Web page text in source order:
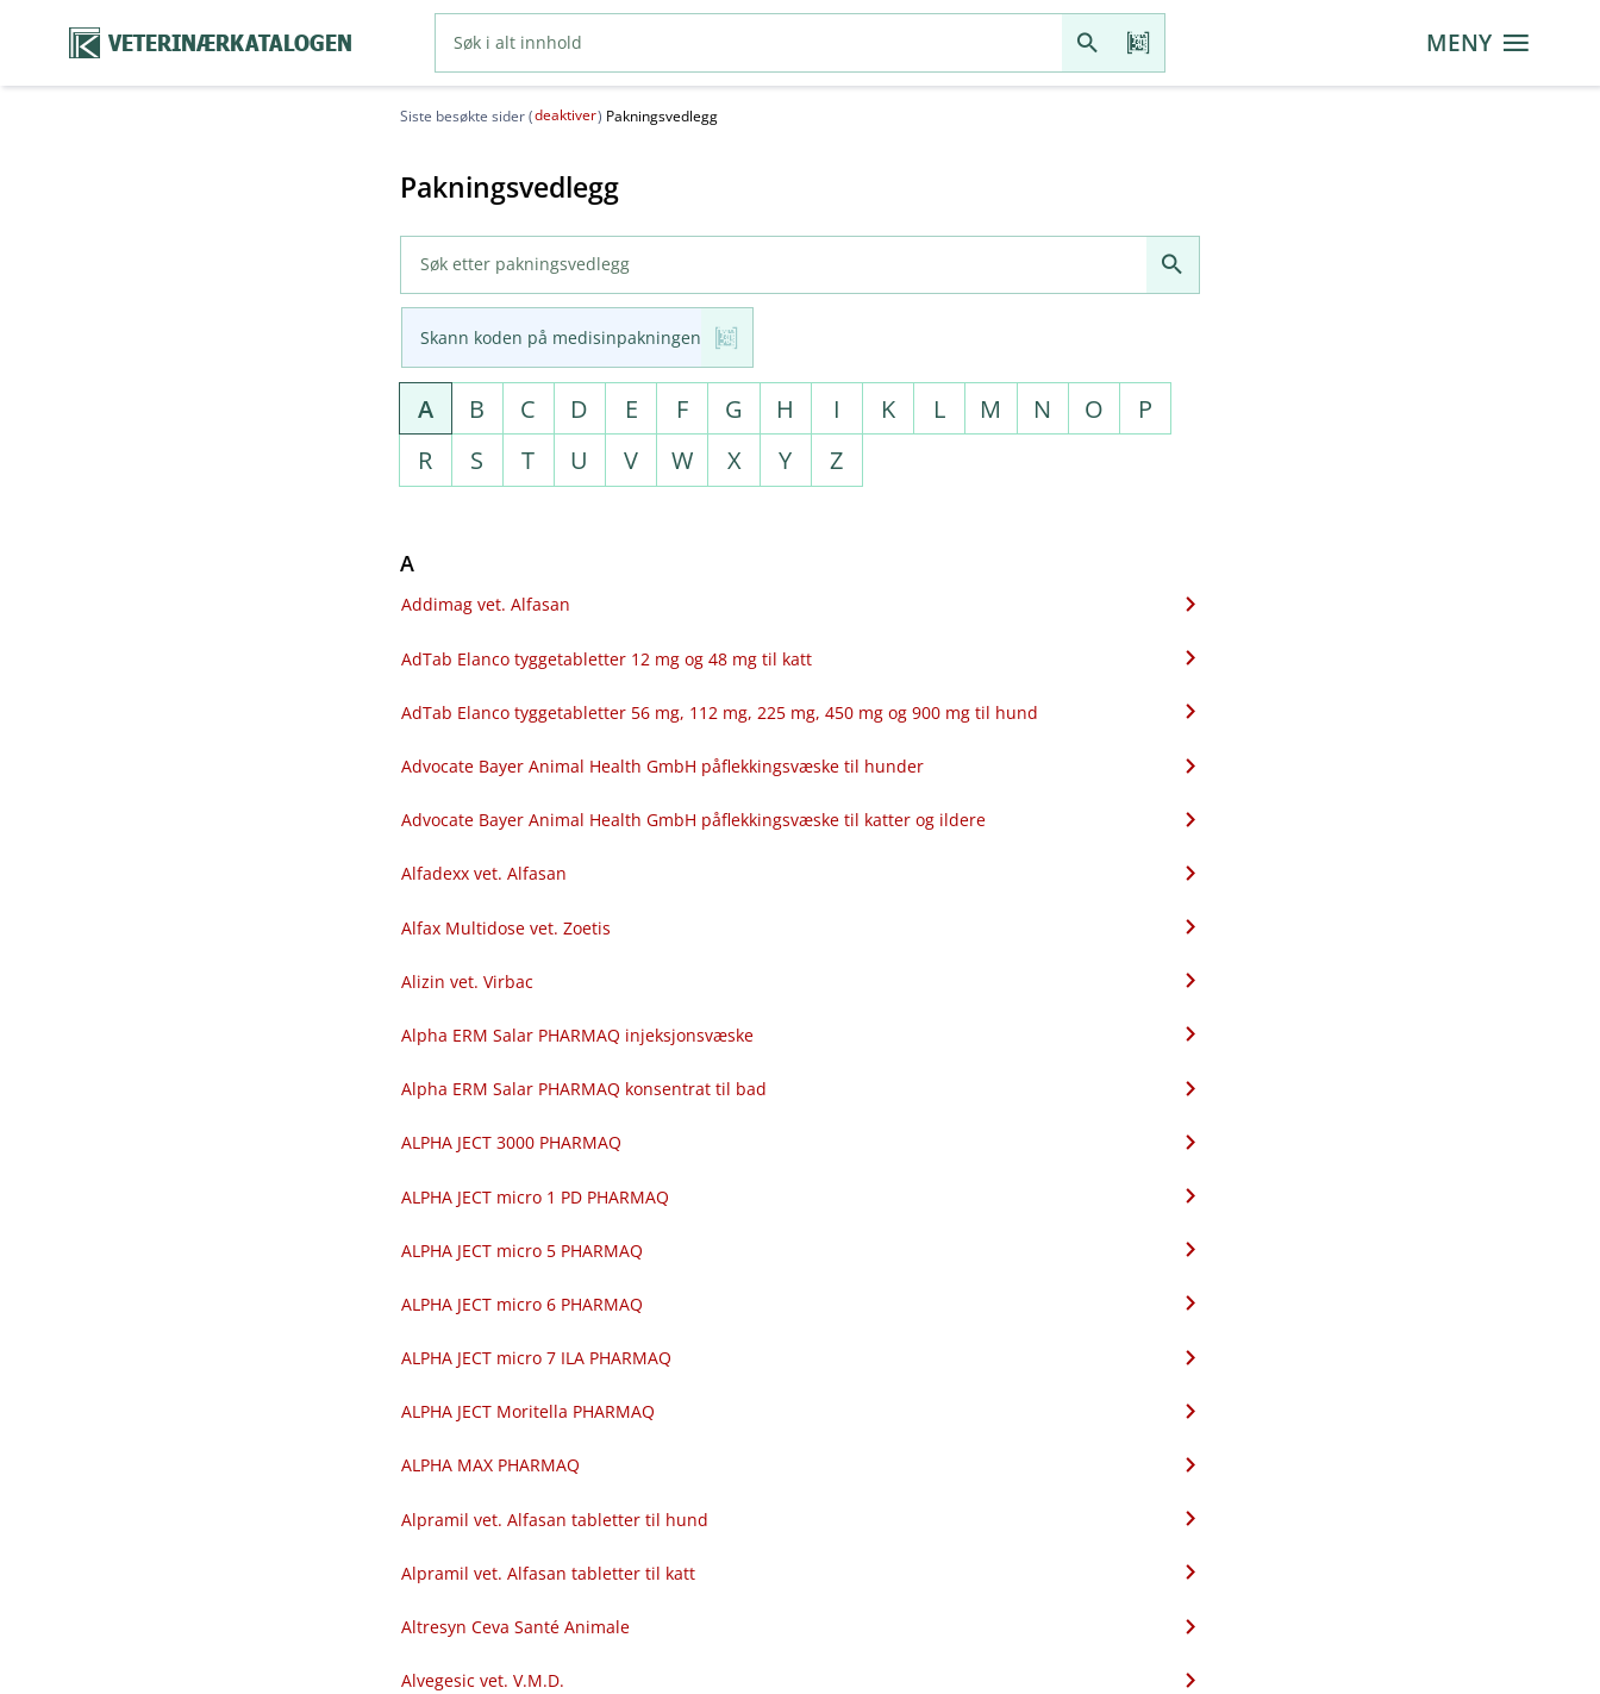
VETERINÆRKATALOGEN MENY
Siste besøkte sider (deaktiver) Pakningsvedlegg
Pakningsvedlegg
Skann koden på medisinpakningen
A B C D E F G H I K L M N O
P
R
S T U V W X Y Z
A
Addimag vet. Alfasan
AdTab Elanco tyggetabletter 12 mg og 48 mg til katt
AdTab Elanco tyggetabletter 56 mg, 112 mg, 225 mg, 450 mg og 900 mg til hund
Advocate Bayer Animal Health GmbH påflekkingsvæske til hunder
Advocate Bayer Animal Health GmbH påflekkingsvæske til katter og ildere
Alfadexx vet. Alfasan
Alfax Multidose vet. Zoetis
Alizin vet. Virbac
Alpha ERM Salar PHARMAQ injeksjonsvæske
Alpha ERM Salar PHARMAQ konsentrat til bad
ALPHA JECT 3000 PHARMAQ
ALPHA JECT micro 1 PD PHARMAQ
ALPHA JECT micro 5 PHARMAQ
ALPHA JECT micro 6 PHARMAQ
ALPHA JECT micro 7 ILA PHARMAQ
ALPHA JECT Moritella PHARMAQ
ALPHA MAX PHARMAQ
Alpramil vet. Alfasan tabletter til hund
Alpramil vet. Alfasan tabletter til katt
Altresyn Ceva Santé Animale
Alvegesic vet. V.M.D.